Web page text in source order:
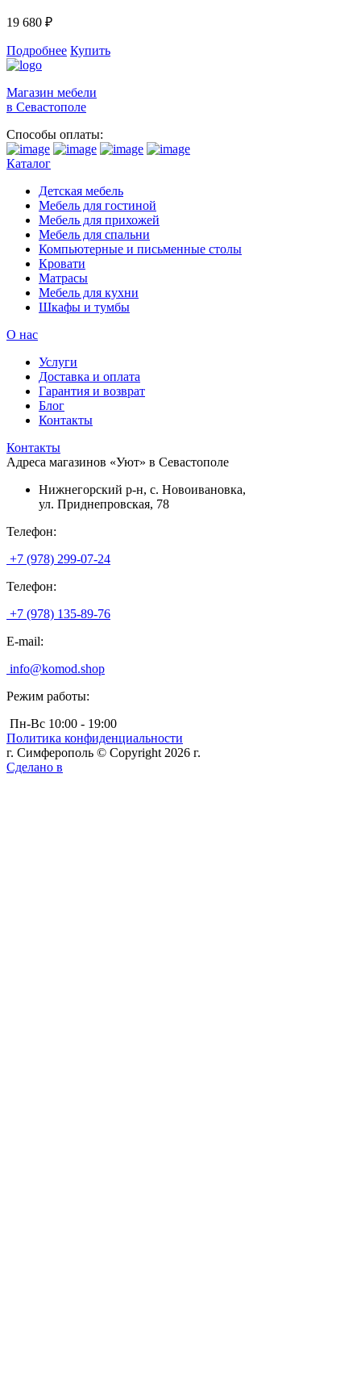
19 680 ₽
Подробнее Купить
Магазин мебели
в Севастополе
Способы оплаты:
Каталог
Детская мебель
Мебель для гостиной
Мебель для прихожей
Мебель для спальни
Компьютерные и письменные столы
Кровати
Матрасы
Мебель для кухни
Шкафы и тумбы
О нас
Услуги
Доставка и оплата
Гарантия и возврат
Блог
Контакты
Контакты
Адреса магазинов «Уют» в Севастополе
Нижнегорский р-н, с. Новоивановка,
ул. Приднепровская, 78
Телефон:
+7 (978) 299-07-24
Телефон:
+7 (978) 135-89-76
E-mail:
info@komod.shop
Режим работы:
Пн-Вс 10:00 - 19:00
Политика конфиденциальности
г. Симферополь © Copyright 2026 г.
Сделано в